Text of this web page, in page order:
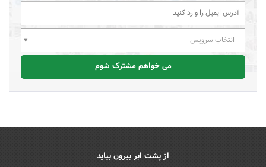
انتخاب سرویس
می خواهم مشترک شوم
از پشت ابر بیرون بیاید